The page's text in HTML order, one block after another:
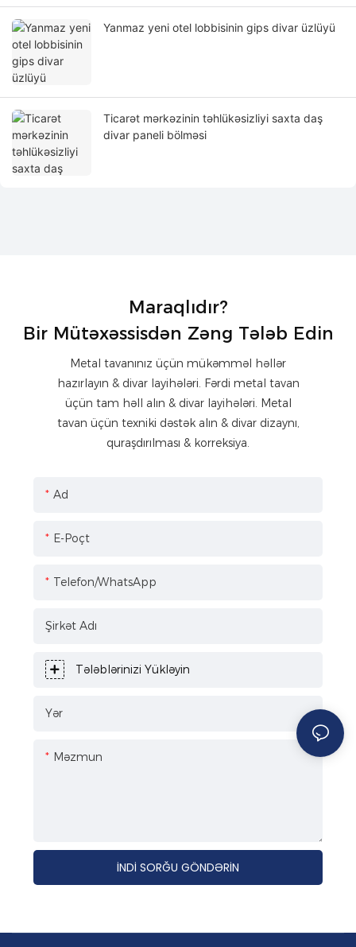
Yanmaz yeni otel lobbisinin gips divar üzlüyü
Ticarət mərkəzinin təhlükəsizliyi saxta daş
divar paneli bölməsi
Maraqlıdır?
Bir Mütəxəssisdən Zəng Tələb Edin
Metal tavanınız üçün mükəmməl həllər
hazırlayın & divar layihələri. Fərdi metal tavan
üçün tam həll alın & divar layihələri. Metal
tavan üçün texniki dəstək alın & divar dizaynı,
quraşdırılması & korreksiya.
Ad
E-Poçt
Telefon/WhatsApp
Şirkət Adı
Tələblərinizi Yükləyin
Yər
Məzmun
İNDI SORĞU GÖNDƏRIN